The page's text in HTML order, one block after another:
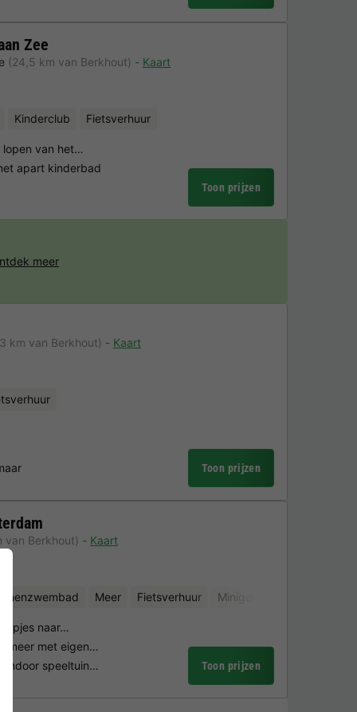
Zee
(24,5 km van Berkhout)
Kaart
Kinderclub Fietsverhuur
lopen van het…
apart kinderbad
Toon prijzen
km van Berkhout)
Kaart
Toon prijzen
van Berkhout)
Kaart
Meer Fietsverhuur Minigolf
naar…
met eigen…
indoor speeltuin…
Toon prijzen
meer